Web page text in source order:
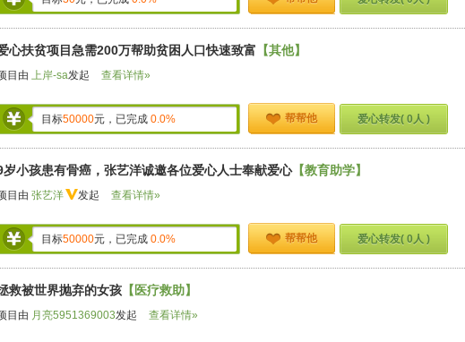
心扶贫项目急需200万帮助贫困人口快速致富 【其他】
目由 上岸-sa发起 查看详情»
目标50000元，已完成 0.0% 帮帮他 爱心转发( 0人 )
岁小孩患有骨癌，张艺洋诚邀各位爱心人士奉献爱心【教育助学】
目由 张艺洋 发起 查看详情»
目标50000元，已完成 0.0% 帮帮他 爱心转发( 0人 )
救被世界抛弃的女孩 【医疗救助】
目由 月亮5951369003发起 查看详情»